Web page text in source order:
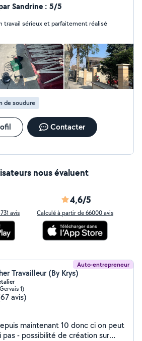
ou des ajustements. Je
travaux de bricolage : petites
montage et fixation
(IKEA, Conforama, But, Amazon,
armoires, cuisines et rangements.
l'aluminium et le PVC, notamment
volets roulants et
Sérieux, organisé et efficace,
précis et adapté à vos
pour vos projets !
Sandrine : 5/5
travail sérieux et parfaitement réalisé
de soudure
Contacter
nous évaluent
avis
4,6/5
Calculé à partir de 66000 avis
Auto-entrepreneur
Travailleur (By Krys)
1)
avis)
maintenant 10 donc ci on peut
- possibilité de création sur